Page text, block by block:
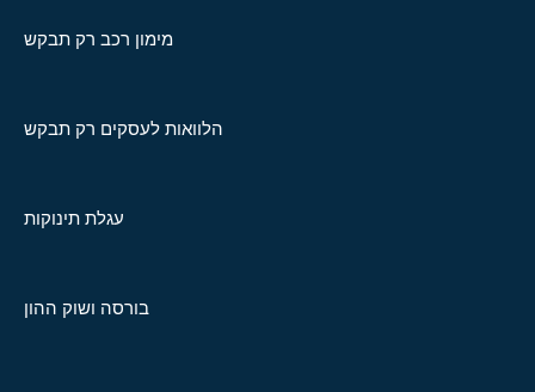
מימון רכב רק תבקש
הלוואות לעסקים רק תבקש
עגלת תינוקות
בורסה ושוק ההון